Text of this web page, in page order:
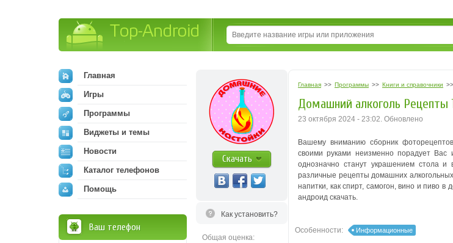
Скачать
Как установить?
Общая оценка:
Главная >> Программы >> Книги и справочники >>
Домашний алкоголь Рецепты
23 октября 2024 - 23:02. Обновлено
Вашему вниманию сборник
своими руками неизменно порадует
однозначно станут украшением стола
различные рецепты домашних
напитки, как спирт, самогон, вино и пиво в
андроид скачать.
Особенности: Информационные
Главная
Игры
Программы
Виджеты и темы
Новости
Каталог телефонов
Помощь
Ваш телефон